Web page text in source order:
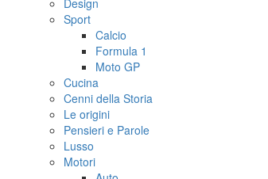
Design
Sport
Calcio
Formula 1
Moto GP
Cucina
Cenni della Storia
Le origini
Pensieri e Parole
Lusso
Motori